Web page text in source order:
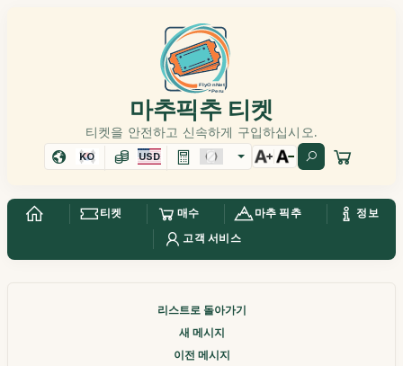
마추픽추 티켓
티켓을 안전하고 신속하게 구입하십시오.
KO USD
티켓 매수 마추 픽추
정보
고객 서비스
리스트로 돌아가기
새 메시지
이전 메시지